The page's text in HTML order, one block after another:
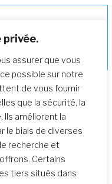
privée.
assurer que vous
possible sur notre
de vous fournir
que la sécurité, la
Ils améliorent la
le biais de diverses
recherche et
Certains
tiers situés dans